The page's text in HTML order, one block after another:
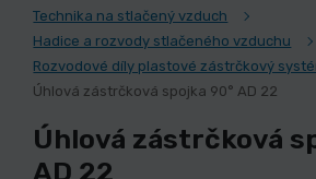
Technika na stlačený vzduch
Hadice a rozvody stlačeného vzduchu
Rozvodové díly plastové zástrčkový
Úhlová zástrčková spojka 90° AD 22
Úhlová zástrčková
AD 22